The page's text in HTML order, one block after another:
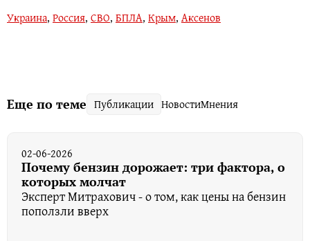
Украина, Россия, СВО, БПЛА, Крым, Аксенов
Еще по теме Публикации НовостиМнения
02-06-2026
Почему бензин дорожает: три фактора, о
которых молчат
Эксперт Митрахович - о том, как цены на бензин
поползли вверх